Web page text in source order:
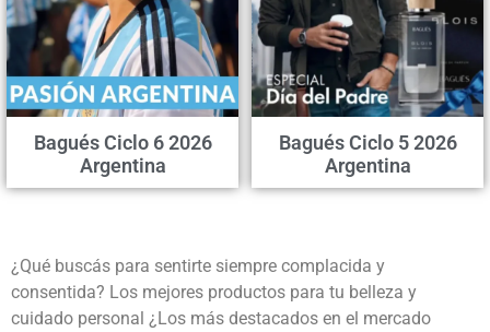
Bagués Ciclo 6 2026
Argentina
Bagués Ciclo 5 2026
Argentina
¿Qué buscás para sentirte siempre complacida y
consentida? Los mejores productos para tu belleza y
cuidado personal ¿Los más destacados en el mercado